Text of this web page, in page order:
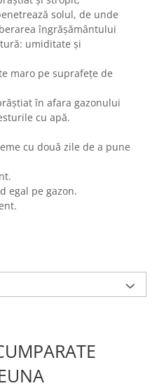
solul, de unde
îngrășământului
umiditate și
maro pe suprafețe de
în afara gazonului
cu apă.
cu două zile de a pune
egal pe gazon.